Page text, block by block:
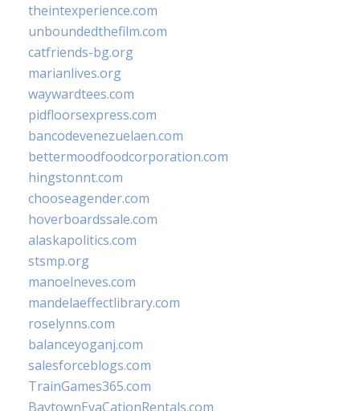
theintexperience.com
unboundedthefilm.com
catfriends-bg.org
marianlives.org
waywardtees.com
pidfloorsexpress.com
bancodevenezuelaen.com
bettermoodfoodcorporation.com
hingstonnt.com
chooseagender.com
hoverboardssale.com
alaskapolitics.com
stsmp.org
manoelneves.com
mandelaeffectlibrary.com
roselynns.com
balanceyoganj.com
salesforceblogs.com
TrainGames365.com
BaytownEvaCationRentals.com